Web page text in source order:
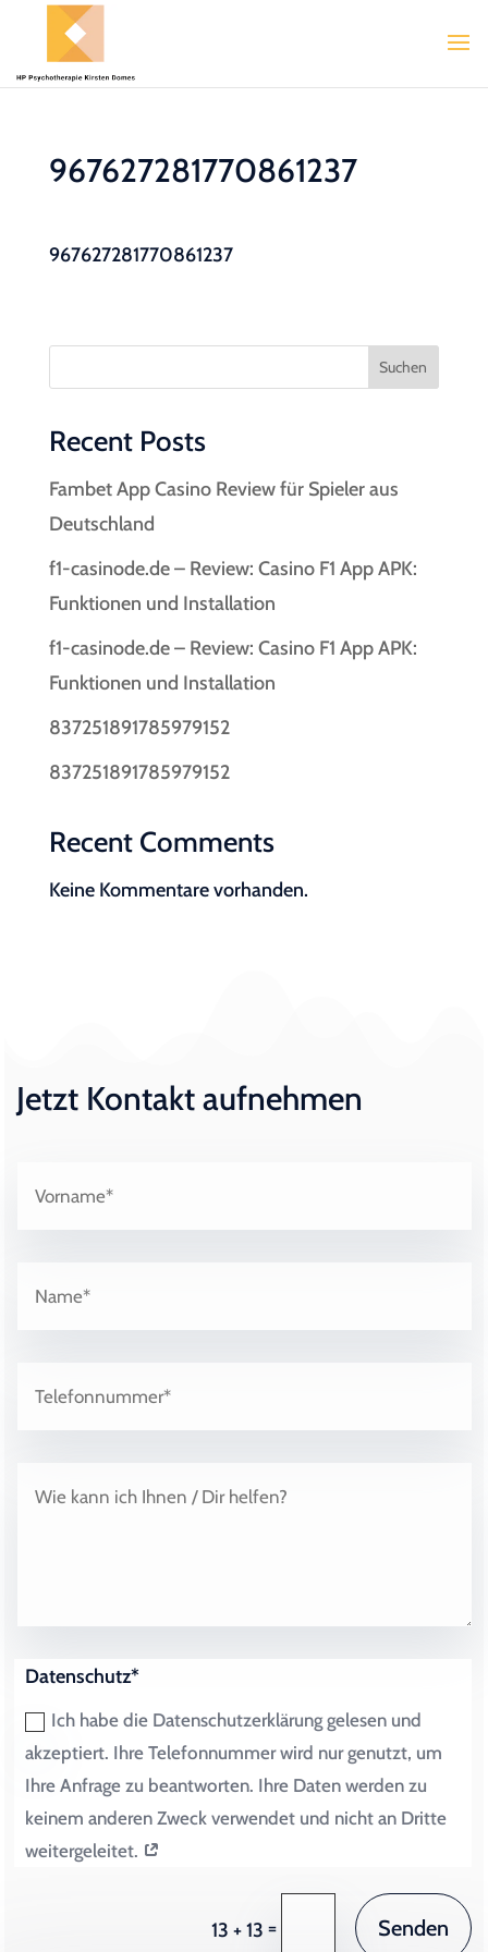
967627281770861237
967627281770861237
Suchen
Recent Posts
Fambet App Casino Review für Spieler aus
Deutschland
f1-casinode.de – Review: Casino F1 App APK:
Funktionen und Installation
f1-casinode.de – Review: Casino F1 App APK:
Funktionen und Installation
837251891785979152
837251891785979152
Recent Comments
Keine Kommentare vorhanden.
Jetzt Kontakt aufnehmen
Datenschutz*
Ich habe die Datenschutzerklärung gelesen und
akzeptiert. Ihre Telefonnummer wird nur genutzt, um
Ihre Anfrage zu beantworten. Ihre Daten werden zu
keinem anderen Zweck verwendet und nicht an Dritte
weitergeleitet.
13 + 13 = Senden